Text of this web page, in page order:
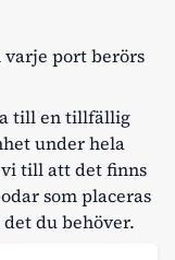
port berörs
till en tillfällig
under hela
till att det finns
som placeras
du behöver.